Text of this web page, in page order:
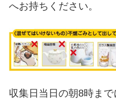
へお持ちください。
収集日当日の朝8時ま